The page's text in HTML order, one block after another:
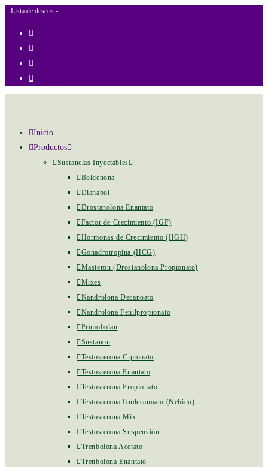
Lista de deseos -
Inicio
Productos
Sustancias Inyectables
Boldenona
Dianabol
Drostanolona Enantato
Factor de Crecimiento (IGF)
Hormonas de Crecimiento (HGH)
Gonadrotropina (HCG)
Masteron (Drostanolona Propionato)
Mixes
Nandrolona Decanoato
Nandrolona Fenilpropionato
Primobolan
Sustanon
Testosterona Cipionato
Testosterona Enantato
Testosterona Propionato
Testosterona Undecanoato (Nebido)
Testosterona Mix
Testosterona Suspensión
Trenbolona Acetato
Trenbolona Enantato
+ GASTOS DE ENVIO